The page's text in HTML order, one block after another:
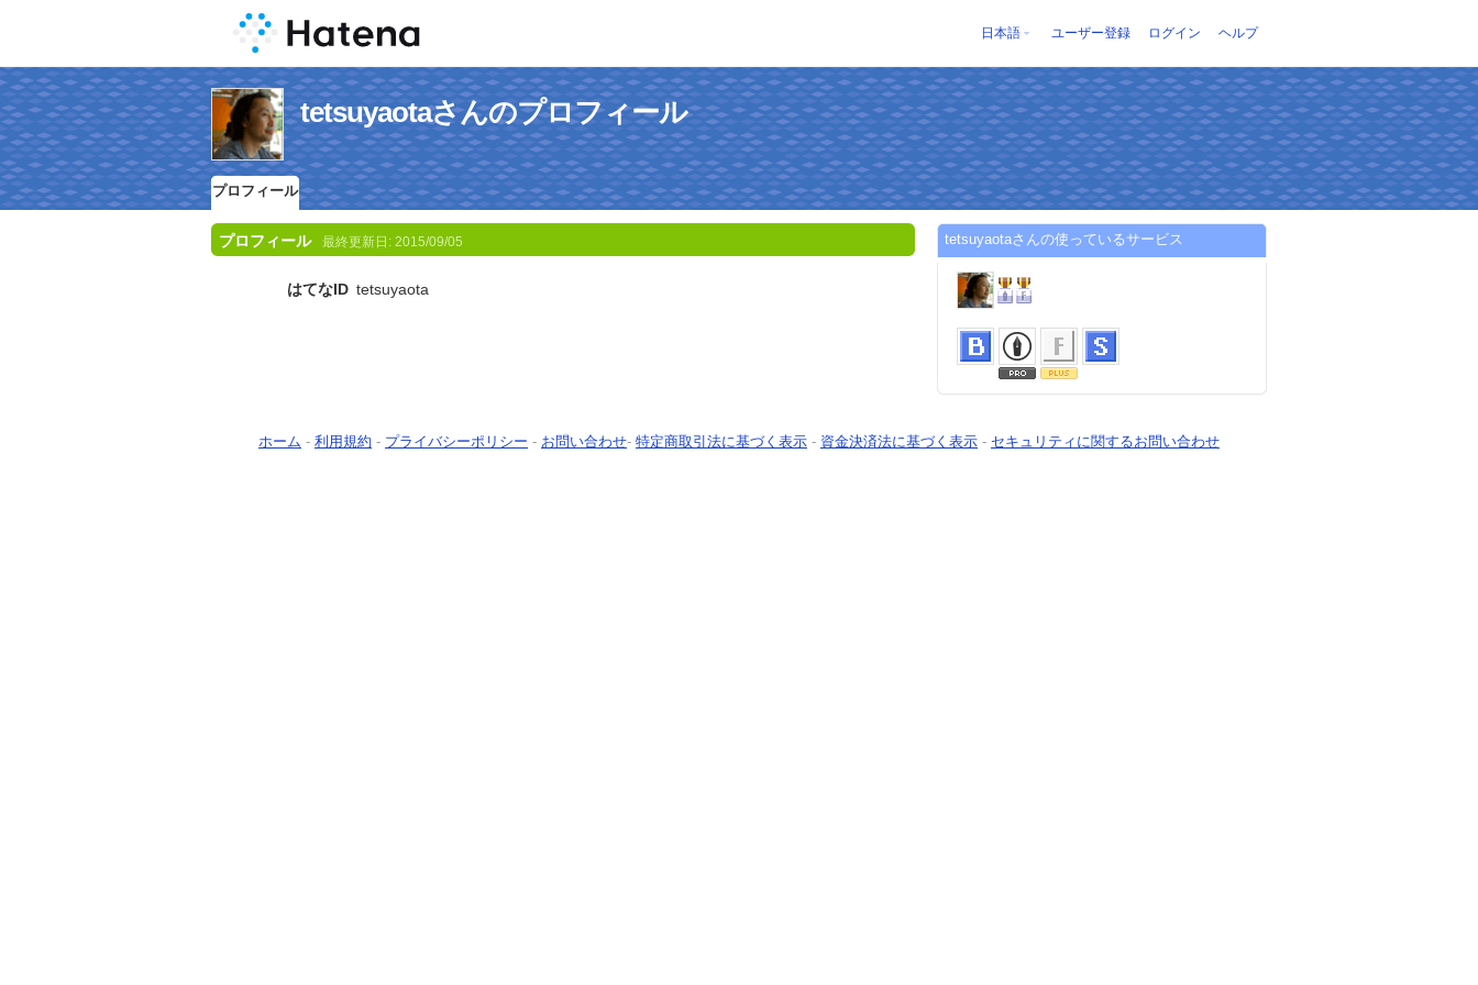
日本語 ユーザー登録 ログイン ヘルプ
tetsuyaotaさんのプロフィール
プロフィール
プロフィール 最終更新日: 2015/09/05
はてなID tetsuyaota
tetsuyaotaさんの使っているサービス
ホーム - 利用規約 - プライバシーポリシー - お問い合わせ- 特定商取引法に基づく表示 - 資金決済法に基づく表示 - セキュリティに関するお問い合わせ